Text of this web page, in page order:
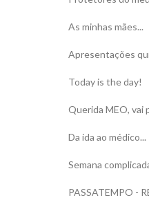
As minhas mães...
Apresentações
Today is the day!
Querida MEO, vai
Da ida ao médico...
Semana
PASSATEMPO -